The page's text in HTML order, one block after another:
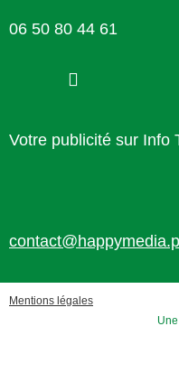
06 50 80 44 61
Votre publicité sur Info
Mentions légales